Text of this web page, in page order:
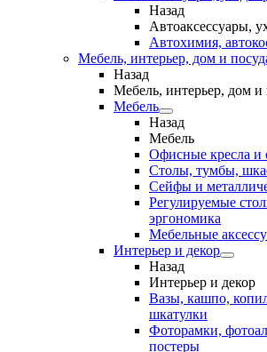
Назад
Автоаксессуары,
Автохимия,
Мебель, интерьер, дом и
Назад
Мебель, интерьер, дом и
Мебель
Назад
Мебель
Офисные кресла и
Столы, тумбы,
Сейфы и
Регулируемые
эргономика
Мебельные
Интерьер и декор
Назад
Интерьер и декор
Вазы, кашпо,
шкатулки
Фоторамки,
постеры